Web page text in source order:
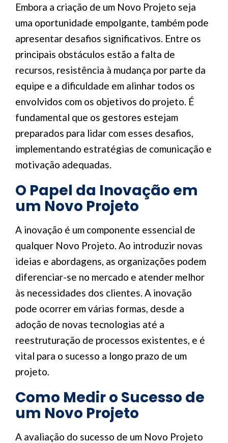
Embora a criação de um Novo Projeto seja
uma oportunidade empolgante, também pode
apresentar desafios significativos. Entre os
principais obstáculos estão a falta de
recursos, resistência à mudança por parte da
equipe e a dificuldade em alinhar todos os
envolvidos com os objetivos do projeto. É
fundamental que os gestores estejam
preparados para lidar com esses desafios,
implementando estratégias de comunicação e
motivação adequadas.
O Papel da Inovação em
um Novo Projeto
A inovação é um componente essencial de
qualquer Novo Projeto. Ao introduzir novas
ideias e abordagens, as organizações podem
diferenciar-se no mercado e atender melhor
às necessidades dos clientes. A inovação
pode ocorrer em várias formas, desde a
adoção de novas tecnologias até a
reestruturação de processos existentes, e é
vital para o sucesso a longo prazo de um
projeto.
Como Medir o Sucesso de
um Novo Projeto
A avaliação do sucesso de um Novo Projeto